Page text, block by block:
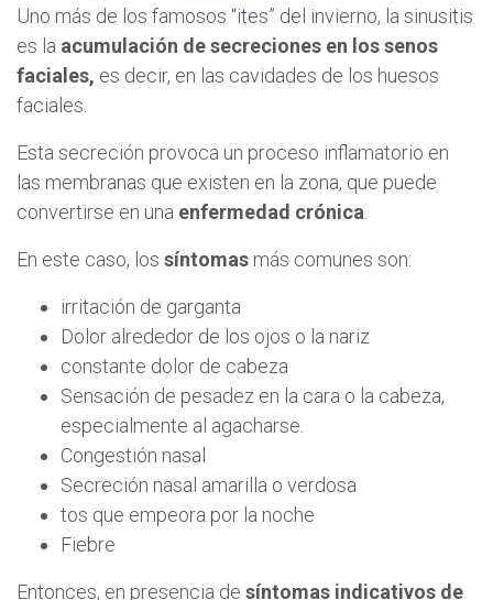
Uno más de los famosos “ites” del invierno, la sinusitis
es la acumulación de secreciones en los senos
faciales, es decir, en las cavidades de los huesos
faciales.
Esta secreción provoca un proceso inflamatorio en
las membranas que existen en la zona, que puede
convertirse en una enfermedad crónica
En este caso, los síntomas más comunes son:
irritación de garganta
Dolor alrededor de los ojos o la nariz
constante dolor de cabeza
Sensación de pesadez en la cara o la cabeza,
especialmente al agacharse.
Congestión nasal
Secreción nasal amarilla o verdosa
tos que empeora por la noche
Fiebre
Entonces, en presencia de síntomas indicativos de